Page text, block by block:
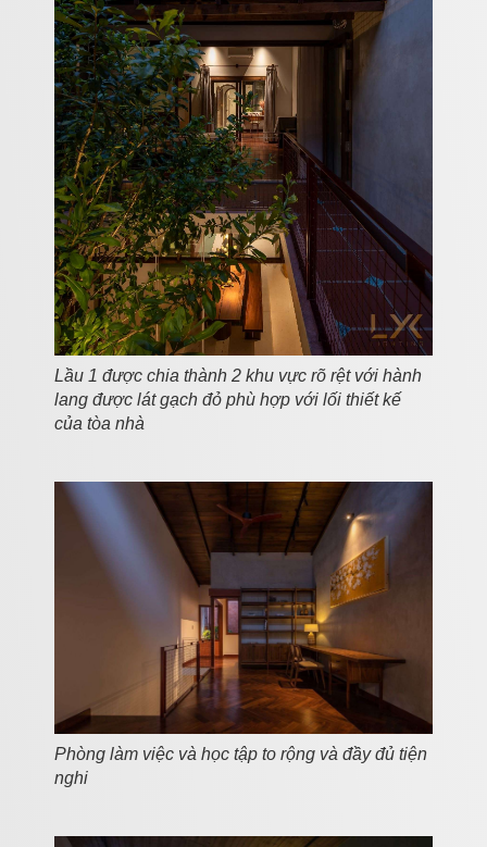
Lầu 1 được chia thành 2 khu vực rõ rệt với hành
lang được lát gạch đỏ phù hợp với lối thiết kế
của tòa nhà
Phòng làm việc và học tập to rộng và đầy đủ tiện
nghi